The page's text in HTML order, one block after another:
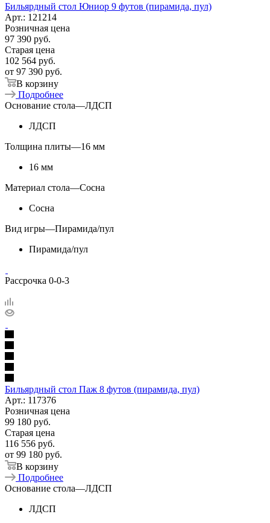
Бильярдный стол Юниор 9 футов (пирамида, пул)
Арт.: 121214
Розничная цена
97 390 руб.
Старая цена
102 564 руб.
от 97 390 руб.
В корзину
Подробнее
Основание стола—ЛДСП
ЛДСП
Толщина плиты—16 мм
16 мм
Материал стола—Сосна
Сосна
Вид игры—Пирамида/пул
Пирамида/пул
Рассрочка 0-0-3
Бильярдный стол Паж 8 футов (пирамида, пул)
Арт.: 117376
Розничная цена
99 180 руб.
Старая цена
116 556 руб.
от 99 180 руб.
В корзину
Подробнее
Основание стола—ЛДСП
ЛДСП